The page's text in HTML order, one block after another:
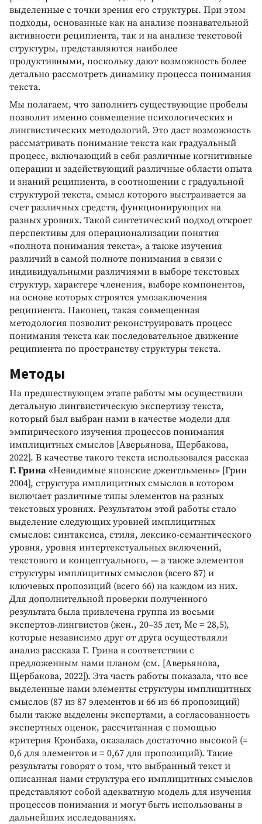
выделенные с точки зрения его структуры. При этом
подходы, основанные как на анализе познавательной
активности реципиента, так и на анализе текстовой
структуры, представляются наиболее
продуктивными, поскольку дают возможность более
детально рассмотреть динамику процесса понимания
текста.
Мы полагаем, что заполнить существующие пробелы
позволит именно совмещение психологических и
лингвистических методологий. Это даст возможность
рассматривать понимание текста как градуальный
процесс, включающий в себя различные когнитивные
операции и задействующий различные области опыта
и знаний реципиента, в соотношении с градуальной
структурой текста, смысл которого выстраивается за
счет различных средств, функционирующих на
разных уровнях. Такой синтетический подход откроет
перспективы для операционализации понятия
«полнота понимания текста», а также изучения
различий в самой полноте понимания в связи с
индивидуальными различиями в выборе текстовых
структур, характере членения, выборе компонентов,
на основе которых строятся умозаключения
реципиента. Наконец, такая совмещенная
методология позволит реконструировать процесс
понимания текста как последовательное движение
реципиента по пространству структуры текста.
Методы
На предшествующем этапе работы мы осуществили
детальную лингвистическую экспертизу текста,
который был выбран нами в качестве модели для
эмпирического изучения процессов понимания
имплицитных смыслов [Аверьянова, Щербакова,
2022]. В качестве такого текста использовался рассказ
Г. Грина «Невидимые японские джентльмены» [Грин
2004], структура имплицитных смыслов в котором
включает различные типы элементов на разных
текстовых уровнях. Результатом этой работы стало
выделение следующих уровней имплицитных
смыслов: синтаксиса, стиля, лексико-семантического
уровня, уровня интертекстуальных включений,
текстового и концептуального, — а также элементов
структуры имплицитных смыслов (всего 87) и
ключевых пропозиций (всего 66) на каждом из них.
Для дополнительной проверки полученного
результата была привлечена группа из восьми
экспертов-лингвистов (жен., 20–35 лет, Me = 28,5),
которые независимо друг от друга осуществляли
анализ рассказа Г. Грина в соответствии с
предложенным нами планом (см. [Аверьянова,
Щербакова, 2022]). Эта часть работы показала, что все
выделенные нами элементы структуры имплицитных
смыслов (87 из 87 элементов и 66 из 66 пропозиций)
были также выделены экспертами, а согласованность
экспертных оценок, рассчитанная с помощью
критерия Кронбаха, оказалась достаточно высокой (=
0,6 для элементов и = 0,67 для пропозиций). Такие
результаты говорят о том, что выбранный текст и
описанная нами структура его имплицитных смыслов
представляют собой адекватную модель для изучения
процессов понимания и могут быть использованы в
дальнейших исследованиях.